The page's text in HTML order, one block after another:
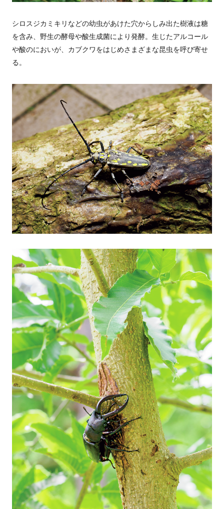
シロスジカミキリなどの幼虫があけた穴からしみ出た樹液は糖
を含み、野生の酵母や酸生成菌により発酵。生じたアルコール
や酸のにおいが、カブクワをはじめさまざまな昆虫を呼び寄せ
る。